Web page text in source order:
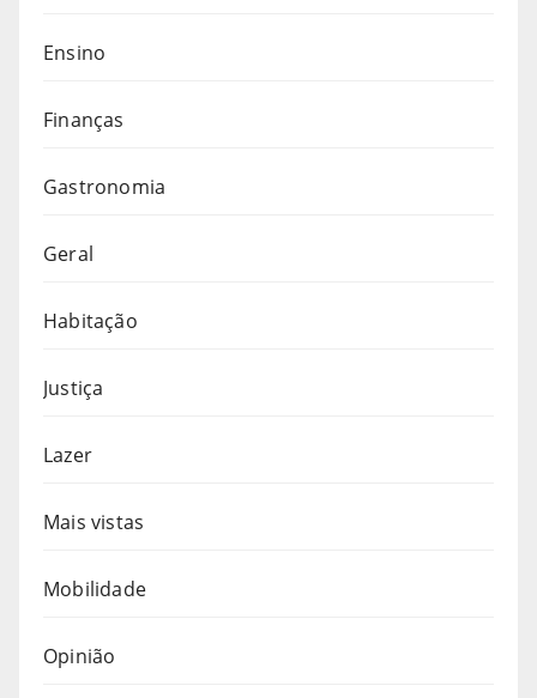
Ensino
Finanças
Gastronomia
Geral
Habitação
Justiça
Lazer
Mais vistas
Mobilidade
Opinião